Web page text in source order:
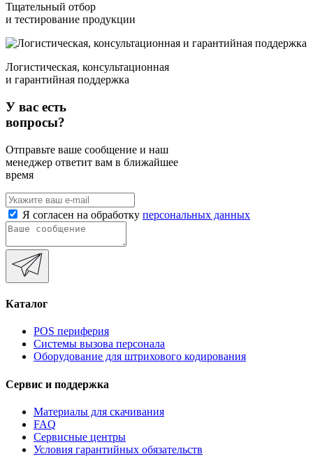
Тщательный отбор
и тестирование продукции
Логистическая, консультационная
и гарантийная поддержка
У вас есть
вопросы?
Отправьте ваше сообщение и наш
менеджер ответит вам в ближайшее
время
Я согласен на обработку персональных данных
Каталог
POS периферия
Системы вызова персонала
Оборудование для штрихового кодирования
Сервис и поддержка
Материалы для скачивания
FAQ
Сервисные центры
Условия гарантийных обязательств